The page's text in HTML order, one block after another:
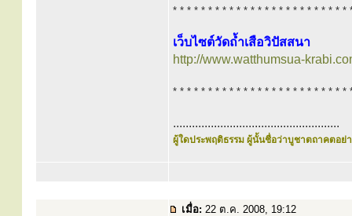
* * * * * * * * * * * * * * * * * * * * * * * * *
เว็บไซต์วัดถ้ำเสือวิปัสสนา
http://www.watthumsua-
* * * * * * * * * * * * * * * * * * * * * * * * *
.....................................................
ผู้ใดประพฤติธรรม ผู้นั้นชื่อว่าบูชาตถาคตอย่า
เมื่อ: 22 ต.ค. 2008, 19:12